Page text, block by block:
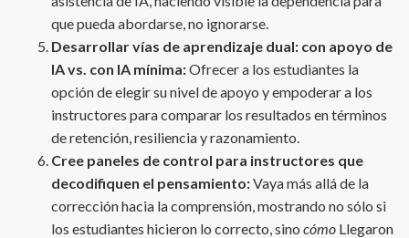
que pueda abordarse, no ignorarse.
Desarrollar vías de aprendizaje dual: con apoyo de
IA vs. con IA mínima:Ofrecer a los estudiantes la
opción de elegir su nivel de apoyo y empoderar a los
instructores para comparar los resultados en términos
de retención, resiliencia y razonamiento.
Cree paneles de control para instructores que
decodifiquen el pensamiento:Vaya más allá de la
corrección hacia la comprensión, mostrando no sólo si
los estudiantes hicieron lo correcto, sino cómo Llegaron